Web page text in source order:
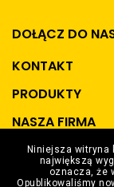
DOŁĄCZ DO
KONTAKT
PRODUKTY
NASZA FIRMA
SPOSOBY
Niniejsza witryna
największą
oznacza, że
Opublikowaliśmy